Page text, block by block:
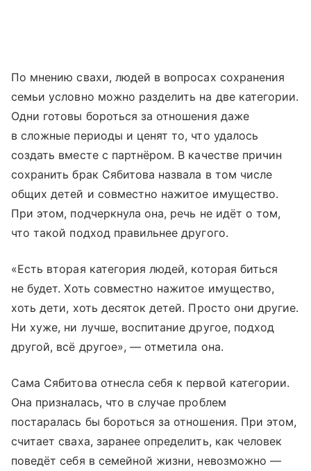
По мнению свахи, людей в вопросах сохранения
семьи условно можно разделить на две категории.
Одни готовы бороться за отношения даже
в сложные периоды и ценят то, что удалось
создать вместе с партнёром. В качестве причин
сохранить брак Сябитова назвала в том числе
общих детей и совместно нажитое имущество.
При этом, подчеркнула она, речь не идёт о том,
что такой подход правильнее другого.
«Есть вторая категория людей, которая биться
не будет. Хоть совместно нажитое имущество,
хоть дети, хоть десяток детей. Просто они другие.
Ни хуже, ни лучше, воспитание другое, подход
другой, всё другое», — отметила она.
Сама Сябитова отнесла себя к первой категории.
Она призналась, что в случае проблем
постаралась бы бороться за отношения. При этом,
считает сваха, заранее определить, как человек
поведёт себя в семейной жизни, невозможно —